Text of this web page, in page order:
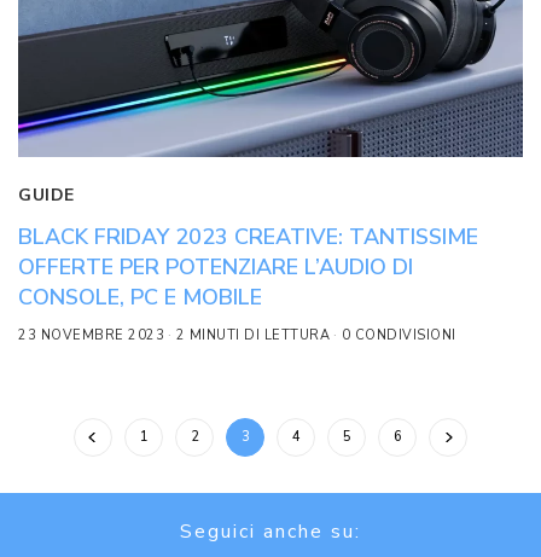
GUIDE
BLACK FRIDAY 2023 CREATIVE: TANTISSIME
OFFERTE PER POTENZIARE L’AUDIO DI
CONSOLE, PC E MOBILE
23 NOVEMBRE 2023 2 MINUTI DI LETTURA 0 CONDIVISIONI
1 2 3 4 5 6
Seguici anche su: